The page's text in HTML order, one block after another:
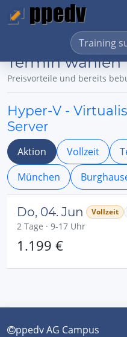
Termin wählen
Preisvorteile und bereits
Hyper-V -
Server
Aktion Vollzeit
München
Do, 04. Jun Vollzeit
2 Tage · 9-17 Uhr
1.199 €
ppedv AG Campus